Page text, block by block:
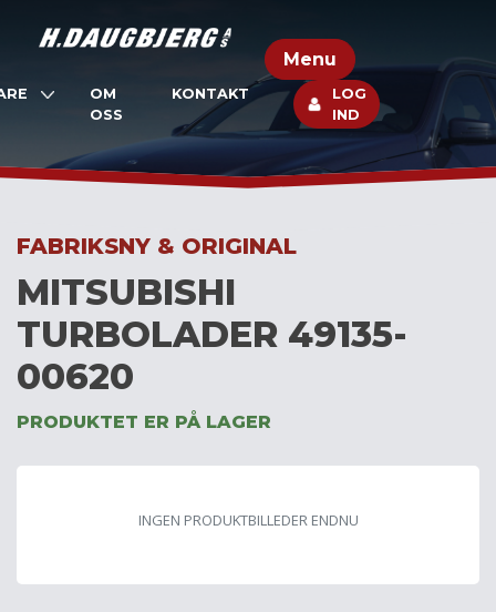
Menu
OM
OSS
KONTAKT
LOG
IND
FABRIKSNY & ORIGINAL
MITSUBISHI
TURBOLADER 49135-
00620
PRODUKTET ER PÅ LAGER
INGEN PRODUKTBILLEDER ENDNU